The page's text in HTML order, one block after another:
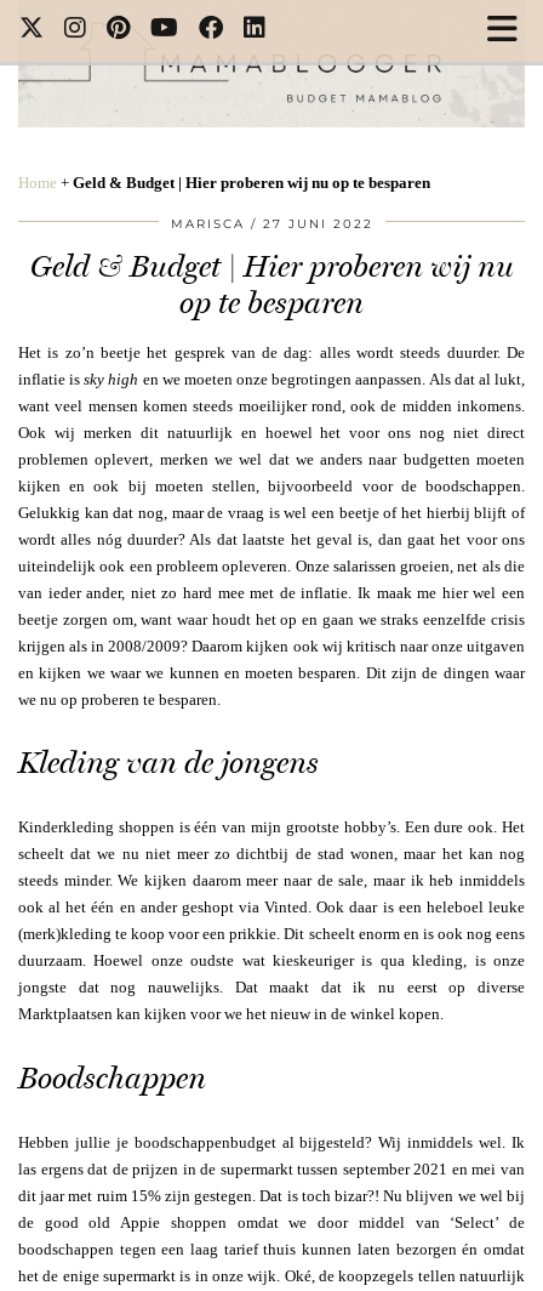
Home + Geld & Budget | Hier proberen wij nu op te besparen
MARISCA 27 JUNI 2022
Geld & Budget | Hier proberen wij nu
op te besparen
Het is zo’n beetje het gesprek van de dag: alles wordt steeds duurder. De
inflatie issky high en we moeten onze begrotingen aanpassen. Als dat al lukt,
want veel mensen komen steeds moeilijker rond, ook de midden inkomens.
Ook wij merken dit natuurlijk en hoewel het voor ons nog niet direct
problemen oplevert, merken we wel dat we anders naar budgetten moeten
kijken en ook bij moeten stellen, bijvoorbeeld voor de boodschappen.
Gelukkig kan dat nog, maar de vraag is wel een beetje of het hierbij blijft of
wordt alles nóg duurder? Als dat laatste het geval is, dan gaat het voor ons
uiteindelijk ook een probleem opleveren. Onze salarissen groeien, net als die
van ieder ander, niet zo hard mee met de inflatie. Ik maak me hier wel een
beetje zorgen om, want waar houdt het op en gaan we straks eenzelfde crisis
krijgen als in 2008/2009? Daarom kijken ook wij kritisch naar onze uitgaven
en kijken we waar we kunnen en moeten besparen. Dit zijn de dingen waar
we nu op proberen te besparen.
Kleding van de jongens
Kinderkleding shoppen is één van mijn grootste hobby’s. Een dure ook. Het
scheelt dat we nu niet meer zo dichtbij de stad wonen, maar het kan nog
steeds minder. We kijken daarom meer naar de sale, maar ik heb inmiddels
ook al het één en ander geshopt via Vinted. Ook daar is een heleboel leuke
(merk)kleding te koop voor een prikkie. Dit scheelt enorm en is ook nog eens
duurzaam. Hoewel onze oudste wat kieskeuriger is qua kleding, is onze
jongste dat nog nauwelijks. Dat maakt dat ik nu eerst op diverse
Marktplaatsen kan kijken voor we het nieuw in de winkel kopen.
Boodschappen
Hebben jullie je boodschappenbudget al bijgesteld? Wij inmiddels wel. Ik
las ergens dat de prijzen in de supermarkt tussen september 2021 en mei van
dit jaar met ruim 15% zijn gestegen. Dat is toch bizar?! Nu blijven we wel bij
de good old Appie shoppen omdat we door middel van ‘Select’ de
boodschappen tegen een laag tarief thuis kunnen laten bezorgen én omdat
het de enige supermarkt is in onze wijk. Oké, de koopzegels tellen natuurlijk